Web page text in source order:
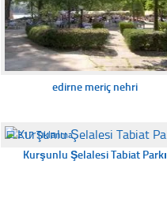
edirne meriç nehri
☐217 Tıklanma
Kurşunlu Şelalesi Tabiat Parkı